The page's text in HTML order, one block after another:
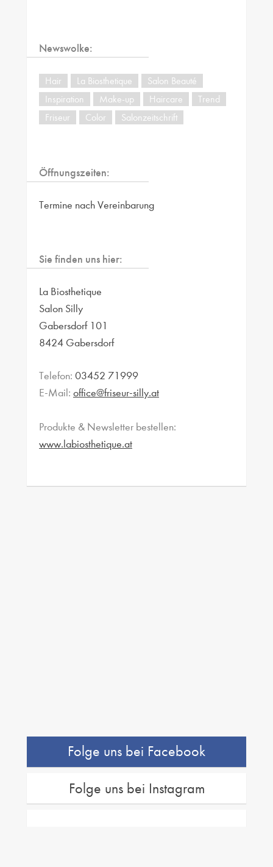
Newswolke:
Hair La Biosthetique
Salon Beauté
Inspiration
Make-up Haircare
Trend
Friseur
Color Salonzeitschrift
Öffnungszeiten:
Termine nach Vereinbarung
Sie finden uns hier:
La Biosthetique
Salon Silly
Gabersdorf 101
8424 Gabersdorf
Telefon: 03452 71999
E-Mail: office@friseur-silly.at
Produkte & Newsletter bestellen:
www.labiosthetique.at
Folge uns bei Facebook
Folge uns bei Instagram